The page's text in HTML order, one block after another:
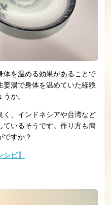
体を温める効果があることで
姜湯で身体を温めていた経験
か。
く、インドネシアや台湾など
ているそうです。作り方も簡
ですか？
ピ】